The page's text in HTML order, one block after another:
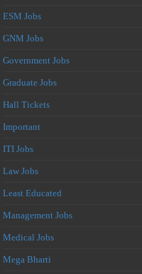
ESM Jobs
GNM Jobs
Government Jobs
Graduate Jobs
Hall Tickets
Important
ITI Jobs
Law Jobs
Least Educated
Management Jobs
Medical Jobs
Mega Bharti